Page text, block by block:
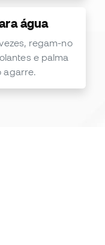
água
regam-no
e palma
agarre.